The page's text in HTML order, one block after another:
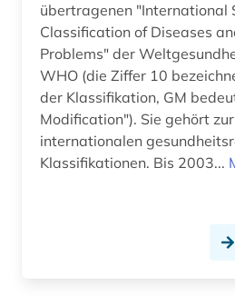
berlin (3)
berufskrankheit (1)
beschränkung (1)
bevölkerungsstatistik (1)
bibliografin (2)
übertragenen "International
Classification of Diseases
Problems" der
WHO (die Ziffer 10
der Klassifikation, GM
Modification"). Sie gehört
internationalen
Klassifikationen. Bis 2003...